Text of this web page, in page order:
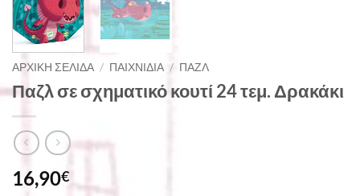
ΑΡΧΙΚΉ ΣΕΛΊΔΑ / ΠΑΙΧΝΊΔΙΑ / ΠΑΖΛ
Παζλ σε σχηματικό κουτί 24 τεμ. Δρακάκι
16,90€